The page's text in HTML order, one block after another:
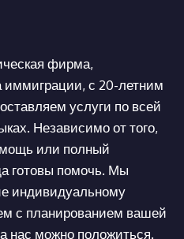
фирма,
с 20-летним
услуги по всей
Независимо от того,
или полный
готовы помочь. Мы
индивидуальному
с планированием вашей
нас можно положиться.